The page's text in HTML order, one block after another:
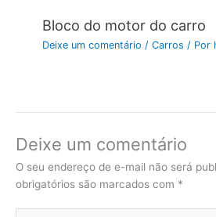
Bloco do motor do carro
Deixe um comentário /Carros / Por
Deixe um comentário
O seu endereço de e-mail não será
obrigatórios são marcados com *